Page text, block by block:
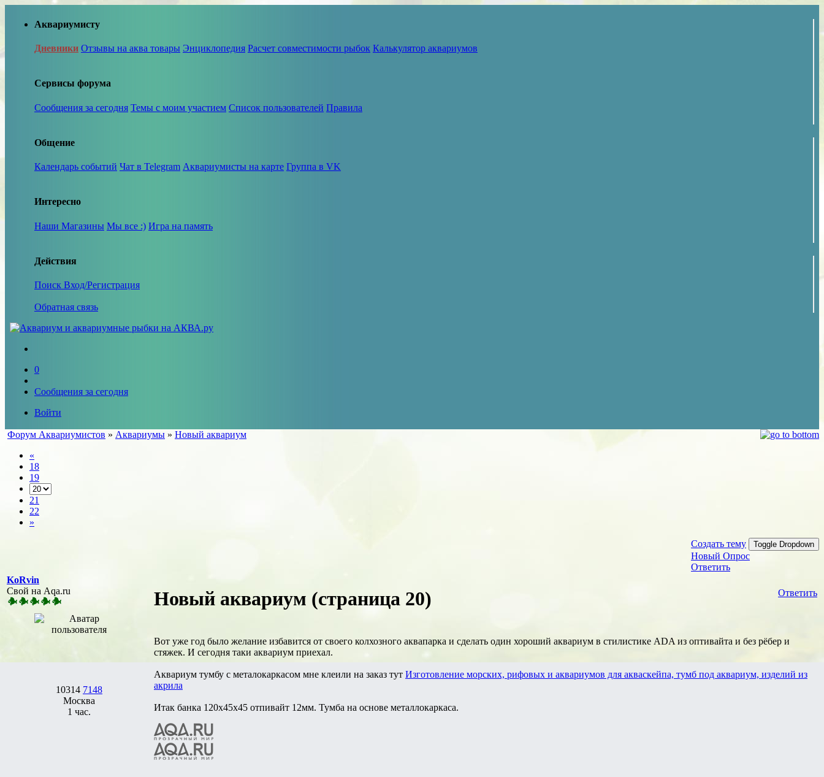
Аквариумисту
Дневники Отзывы на аква товары Энциклопедия Расчет совместимости рыбок Калькулятор аквариумов
Сервисы форума
Сообщения за сегодня Темы с моим участием Список пользователей Правила
Общение
Календарь событий Чат в Telegram Аквариумисты на карте Группа в VK
Интересно
Наши Магазины Мы все :) Игра на память
Действия
Поиск Вход/Регистрация
Обратная связь
0
Сообщения за сегодня
Войти
Форум Аквариумистов » Аквариумы » Новый аквариум
«
18
19
21
22
»
Создать тему Toggle Dropdown
Новый Опрос
Ответить
KoRvin
Свой на Aqa.ru
10314 7148
Москва
1 час.
Ответить
Новый аквариум (страница 20)
Вот уже год было желание избавится от своего колхозного аквапарка и сделать один хороший аквариум в стилистике ADA из оптивайта и без рёбер и
стяжек. И сегодня таки аквариум приехал.
Аквариум тумбу с металокаркасом мне клеили на заказ тут Изготовление морских, рифовых и аквариумов для акваскейпа, тумб под аквариум, изделий из
акрила
Итак банка 120х45х45 отпивайт 12мм. Тумба на основе металлокаркаса.